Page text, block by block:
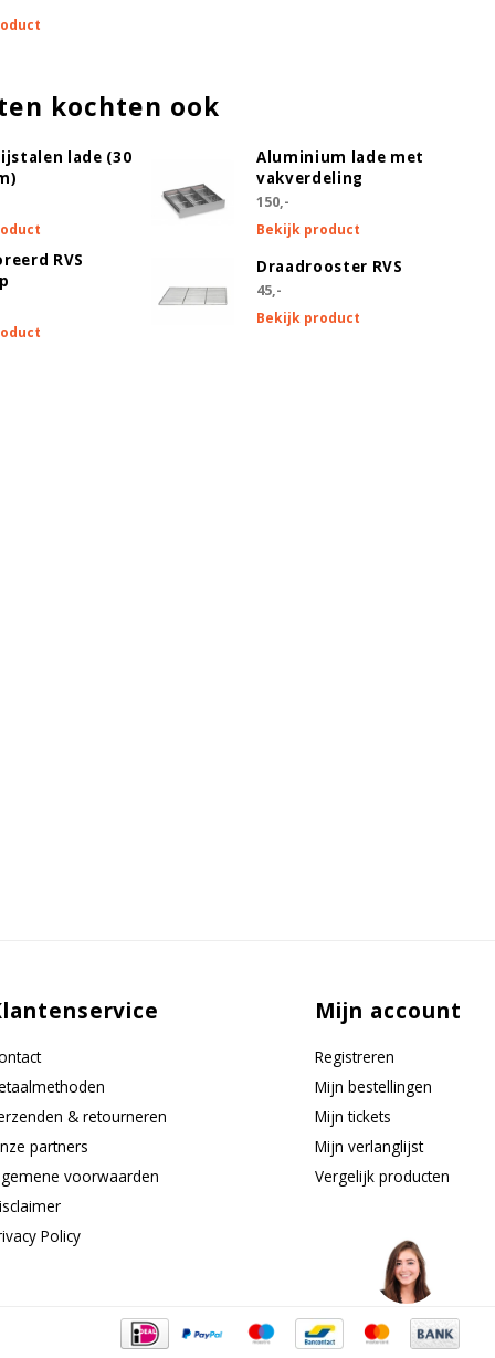
kan niet worden gecombineerd met draadrooster gecoat)
kochten ook
lade (30
Aluminium lade met
vakverdeling
150,-
Bekijk product
RVS
Draadrooster RVS
45,-
Bekijk product
& retourneren
partners
voorwaarden
Policy
Mijn account
Registreren
Mijn bestellingen
Mijn tickets
Mijn verlanglijst
Vergelijk producten